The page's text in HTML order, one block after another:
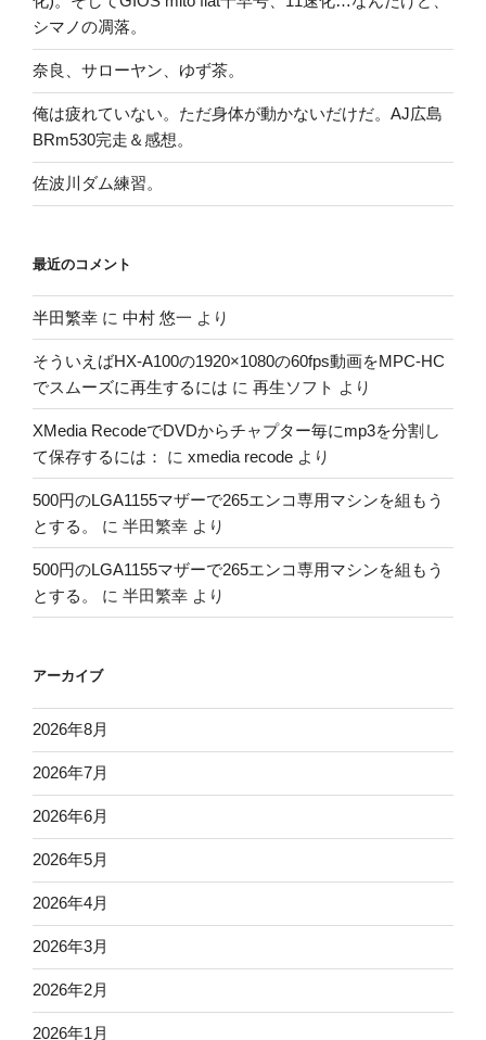
シマノの凋落。
奈良、サローヤン、ゆず茶。
俺は疲れていない。ただ身体が動かないだけだ。AJ広島
BRm530完走＆感想。
佐波川ダム練習。
最近のコメント
半田繁幸 に 中村 悠一 より
そういえばHX-A100の1920×1080の60fps動画をMPC-HC
でスムーズに再生するには に 再生ソフト より
XMedia RecodeでDVDからチャプター毎にmp3を分割し
て保存するには：
に xmedia recode より
500円のLGA1155マザーで265エンコ専用マシンを組もう
とする。
に 半田繁幸 より
500円のLGA1155マザーで265エンコ専用マシンを組もう
とする。
に 半田繁幸 より
アーカイブ
2026年8月
2026年7月
2026年6月
2026年5月
2026年4月
2026年3月
2026年2月
2026年1月